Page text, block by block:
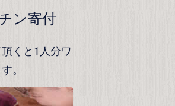
ン寄付
くと1人分ワ
。